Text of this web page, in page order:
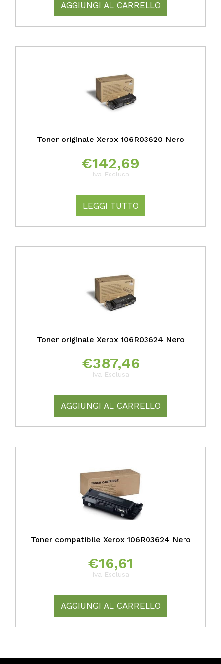
AGGIUNGI AL CARRELLO
Toner originale Xerox 106R03620 Nero
€142,69
Iva Esclusa
LEGGI TUTTO
Toner originale Xerox 106R03624 Nero
€387,46
Iva Esclusa
AGGIUNGI AL CARRELLO
Toner compatibile Xerox 106R03624 Nero
€16,61
Iva Esclusa
AGGIUNGI AL CARRELLO